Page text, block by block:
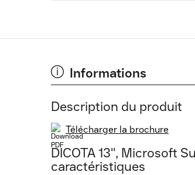
Informations
Description du produit
Télécharger la brochure
DICOTA 13'', Microsoft
caractéristiques